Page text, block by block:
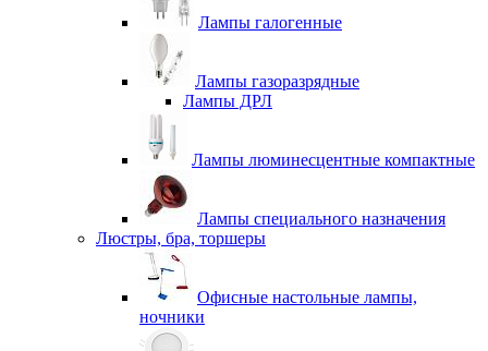
Лампы галогенные
Лампы газоразрядные
Лампы ДРЛ
Лампы люминесцентные компактные
Лампы специального назначения
Люстры, бра, торшеры
Офисные настольные лампы,
ночники